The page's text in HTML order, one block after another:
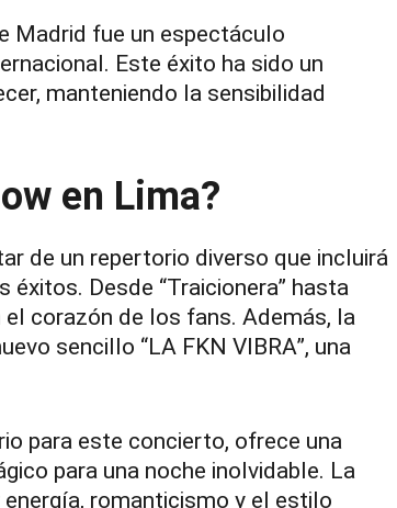
Madrid fue un espectáculo
Este éxito ha sido un
manteniendo la sensibilidad
en Lima?
de un repertorio diverso que incluirá
Desde “Traicionera” hasta
el corazón de los fans. Además, la
sencillo “LA FKN VIBRA”, una
para este concierto, ofrece una
para una noche inolvidable. La
romanticismo y el estilo